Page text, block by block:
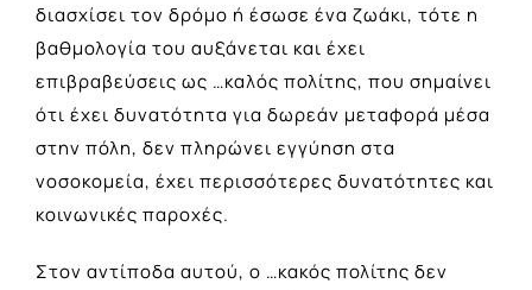
διασχίσει τον δρόμο ή έσωσε ένα ζωάκι, τότε η
βαθμολογία του αυξάνεται και έχει
επιβραβεύσεις ως …καλός πολίτης, που σημαίνει
ότι έχει δυνατότητα για δωρεάν μεταφορά μέσα
στην πόλη, δεν πληρώνει εγγύηση στα
νοσοκομεία, έχει περισσότερες δυνατότητες και
κοινωνικές παροχές.
Στον αντίποδα αυτού, ο …κακός πολίτης δεν